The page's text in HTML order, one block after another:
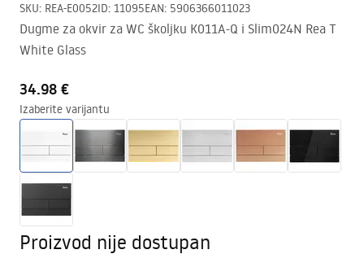
SKU: REA-E0052ID: 11095EAN: 5906366011023
Dugme za okvir za WC školjku K011A-Q i Slim024N Rea T
White Glass
34.98 €
Izaberite varijantu
Proizvod nije dostupan